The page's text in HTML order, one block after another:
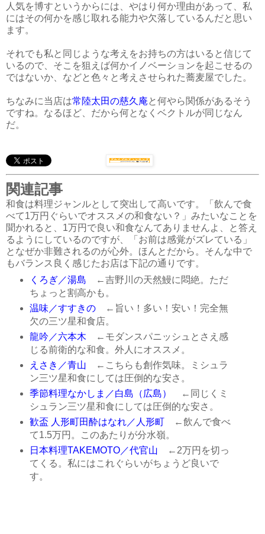
人気を博すというからには、やはり何か理由があって、私
にはその何かを感じ取れる能力や欠落しているんだと思い
ます。
それでも私と同じような考えをお持ちの方はいると信じて
いるので、そこを狙えば何かイノベーションを起こせるの
ではないか、などと色々と考えさせられた蕎麦屋でした。
ちなみに当店は常陸太田の慈久庵 と何やら関係があるそう
ですね。なるほど、だから何となくベクトルが同じなん
だ。
関連記事
和食は料理ジャンルとして突出して高いです。「飲んで食
べて1万円ぐらいでオススメの和食ない？」みたいなことを
聞かれると、1万円で良い和食なんてありませんよ、と答え
るようにしているのですが、「お前は感覚がズレている」
となぜか非難されるのが心外。ほんとだから。そんな中で
もバランス良く感じたお店は下記の通りです。
くろぎ／湯島 ←吉野川の天然鰻に悶絶。ただ
ちょっと割高かも。
温味／すすきの←旨い！多い！安い！完全無
欠の三ツ星和食店。
龍吟／六本木 ←モダンスパニッシュとさえ感
じる前衛的な和食。外人にオススメ。
えさき／青山 ←こちらも創作気味。ミシュラ
ン三ツ星和食にしては圧倒的な安さ。
季節料理なかしま／白島（広島）
←同じくミ
シュラン三ツ星和食にしては圧倒的な安さ。
歓盃 人形町田酔はなれ／人形町←飲んで食べ
て1.5万円。このあたりが分水嶺。
日本料理TAKEMOTO／代官山 ←2万円を切っ
てくる。私にはこれぐらいがちょうど良いで
す。